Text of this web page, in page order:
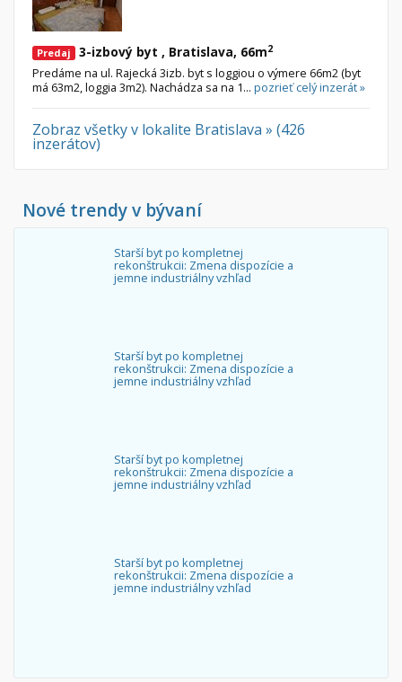
Predaj 3-izbový byt , Bratislava, 66m2
Predáme na ul. Rajecká 3izb. byt s loggiou o výmere 66m2 (byt
má 63m2, loggia 3m2). Nachádza sa na 1... pozrieť celý inzerát »
Zobraz všetky v lokalite Bratislava » (426
inzerátov)
Nové trendy v bývaní
Starší byt po kompletnej
rekonštrukcii: Zmena dispozície a
jemne industriálny vzhľad
Starší byt po kompletnej
rekonštrukcii: Zmena dispozície a
jemne industriálny vzhľad
Starší byt po kompletnej
rekonštrukcii: Zmena dispozície a
jemne industriálny vzhľad
Starší byt po kompletnej
rekonštrukcii: Zmena dispozície a
jemne industriálny vzhľad